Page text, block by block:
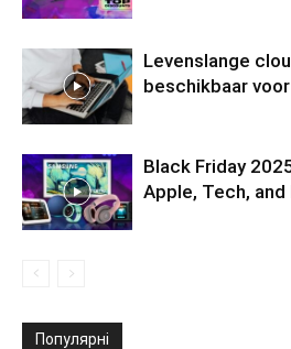
Levenslange
beschikbaar
Black Friday
Apple, Tech, and
Популярні